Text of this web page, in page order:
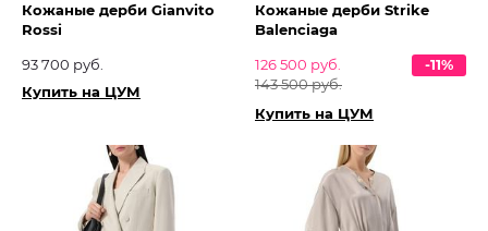
Кожаные дерби Gianvito
Rossi
93 700 руб.
Купить на ЦУМ
Кожаные дерби Strike
Balenciaga
126 500 руб.
143 500 руб.
-11%
Купить на ЦУМ